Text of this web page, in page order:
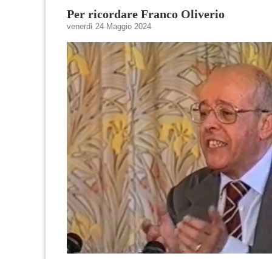
Per ricordare Franco Oliverio
venerdì 24 Maggio 2024